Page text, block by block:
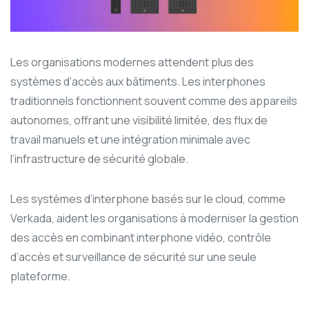
Les organisations modernes attendent plus des
systèmes d’accès aux bâtiments. Les interphones
traditionnels fonctionnent souvent comme des appareils
autonomes, offrant une visibilité limitée, des flux de
travail manuels et une intégration minimale avec
l’infrastructure de sécurité globale.
Les systèmes d’interphone basés sur le cloud, comme
Verkada, aident les organisations à moderniser la gestion
des accès en combinant interphone vidéo, contrôle
d’accès et surveillance de sécurité sur une seule
plateforme.